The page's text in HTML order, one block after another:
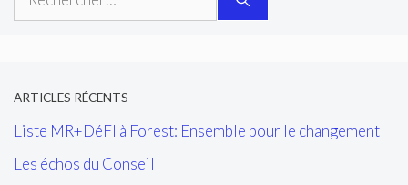
ARTICLES RÉCENTS
Liste MR+DéFI à Forest: Ensemble pour le changement
Les échos du Conseil